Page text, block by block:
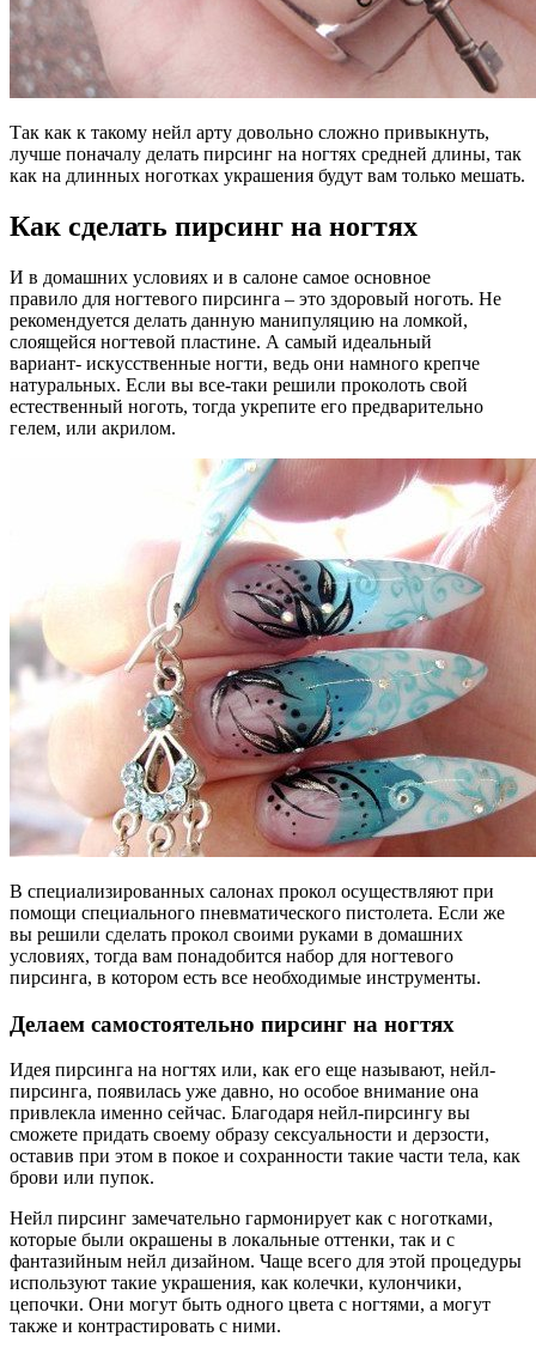
Так как к такому нейл арту довольно сложно привыкнуть,
лучше поначалу делать пирсинг на ногтях средней длины, так
как на длинных ноготках украшения будут вам только мешать.
Как сделать пирсинг на ногтях
И в домашних условиях и в салоне самое основное
правило для ногтевого пирсинга – это здоровый ноготь. Не
рекомендуется делать данную манипуляцию на ломкой,
слоящейся ногтевой пластине. А самый идеальный
вариант- искусственные ногти, ведь они намного крепче
натуральных. Если вы все-таки решили проколоть свой
естественный ноготь, тогда укрепите его предварительно
гелем, или акрилом.
В специализированных салонах прокол осуществляют при
помощи специального пневматического пистолета. Если же
вы решили сделать прокол своими руками в домашних
условиях, тогда вам понадобится набор для ногтевого
пирсинга, в котором есть все необходимые инструменты.
Делаем самостоятельно пирсинг на ногтях
Идея пирсинга на ногтях или, как его еще называют, нейл-
пирсинга, появилась уже давно, но особое внимание она
привлекла именно сейчас. Благодаря нейл-пирсингу вы
сможете придать своему образу сексуальности и дерзости,
оставив при этом в покое и сохранности такие части тела, как
брови или пупок.
Нейл пирсинг замечательно гармонирует как с ноготками,
которые были окрашены в локальные оттенки, так и с
фантазийным нейл дизайном. Чаще всего для этой процедуры
используют такие украшения, как колечки, кулончики,
цепочки. Они могут быть одного цвета с ногтями, а могут
также и контрастировать с ними.